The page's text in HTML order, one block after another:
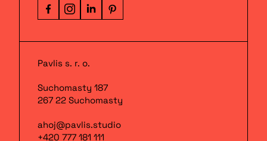
Pavlis s. r. o.
Suchomasty 187
267 22 Suchomasty
ahoj@pavlis.studio
+420 777 181 111